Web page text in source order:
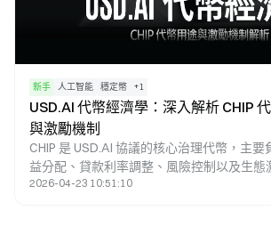
新手 人工智能 穩定幣 +1
USD.AI 代幣經濟學：深入解析 CHIP
與激勵機制
CHIP 是 USD.AI 協議的核心治理代幣，主
益分配、貸款利率調整、風險控制以及生態
CHIP，USD.AI 將 AI 基礎設施的融資效益與
2026-04-23 10:51:10